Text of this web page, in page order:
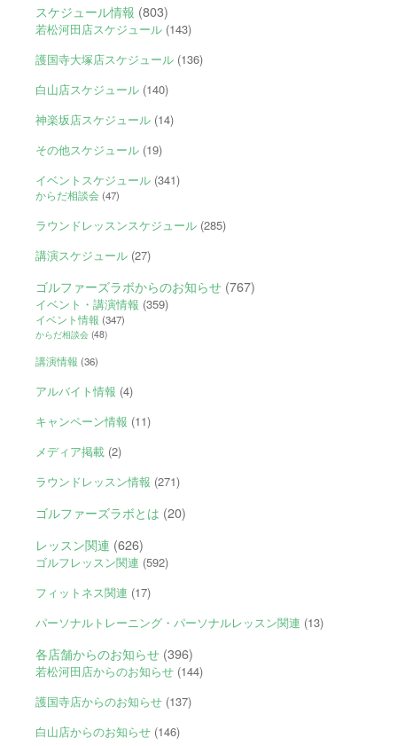
スケジュール情報 (803)
若松河田店スケジュール(143)
護国寺大塚店スケジュール(136)
白山店スケジュール(140)
神楽坂店スケジュール(14)
その他スケジュール(19)
イベントスケジュール(341)
からだ相談会(47)
ラウンドレッスンスケジュール(285)
講演スケジュール(27)
ゴルファーズラボからのお知らせ(767)
イベント・講演情報 (359)
イベント情報 (347)
からだ相談会(48)
講演情報 (36)
アルバイト情報 (4)
キャンペーン情報 (11)
メディア掲載(2)
ラウンドレッスン情報 (271)
ゴルファーズラボとは (20)
レッスン関連 (626)
ゴルフレッスン関連 (592)
フィットネス関連 (17)
パーソナルトレーニング・パーソナルレッスン関連 (13)
各店舗からのお知らせ(396)
若松河田店からのお知らせ(144)
護国寺店からのお知らせ(137)
白山店からのお知らせ(146)